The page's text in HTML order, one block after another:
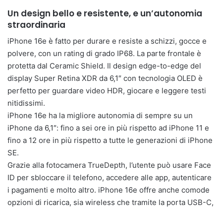
Un design bello e resistente, e un’autonomia
straordinaria
iPhone 16e è fatto per durare e resiste a schizzi, gocce e
polvere, con un rating di grado IP68. La parte frontale è
protetta dal Ceramic Shield. Il design edge-to-edge del
display Super Retina XDR da 6,1″ con tecnologia OLED è
perfetto per guardare video HDR, giocare e leggere testi
nitidissimi.
iPhone 16e ha la migliore autonomia di sempre su un
iPhone da 6,1″: fino a sei ore in più rispetto ad iPhone 11 e
fino a 12 ore in più rispetto a tutte le generazioni di iPhone
SE.
Grazie alla fotocamera TrueDepth, l’utente può usare Face
ID per sbloccare il telefono, accedere alle app, autenticare
i pagamenti e molto altro. iPhone 16e offre anche comode
opzioni di ricarica, sia wireless che tramite la porta USB-C,